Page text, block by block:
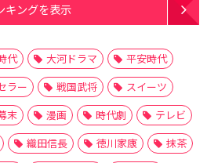
キングを表示
代 大河ドラマ
平安時代
ラー 戦国武将
スイーツ
末 漫画 時代劇
テレビ
織田信長 徳川家康
抹茶